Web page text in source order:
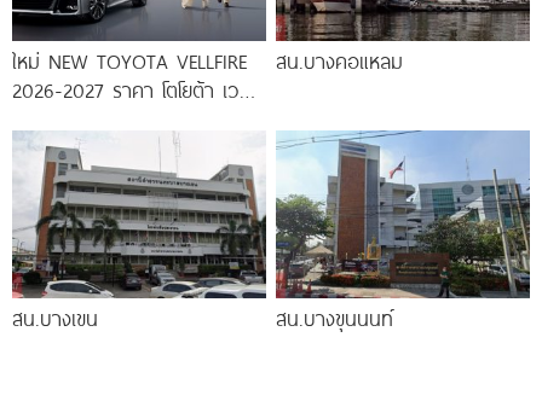
ใหม่ NEW TOYOTA VELLFIRE
2026-2027 ราคา โตโยต้า เวล
สน.บางคอแหลม
สน.บางเขน สน.บางขุนนนท์